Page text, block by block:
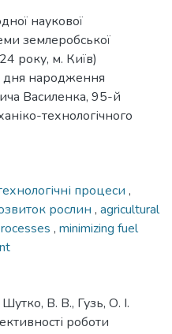
наукової
землеробської
року, м. Київ)
дня народження
Василенка, 95-й
технологічного
процеси ,
рослин , agricultural
, minimizing fuel
В. В., Гузь, О. І.
роботи